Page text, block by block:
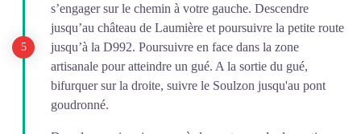
s’engager sur le chemin à votre gauche. Descendre
jusqu’au château de Laumière et poursuivre la petite route
jusqu’à la D992. Poursuivre en face dans la zone
artisanale pour atteindre un gué. A la sortie du gué,
bifurquer sur la droite, suivre le Soulzon jusqu'au pont
goudronné.